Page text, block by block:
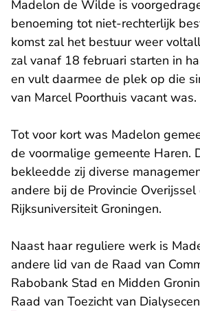
Madelon de Wilde is
benoeming tot niet-rechterlijk
komst zal het bestuur weer
zal vanaf 18 februari starten in
en vult daarmee de plek op die
van Marcel Poorthuis vacant was.
Tot voor kort was Madelon
de voormalige gemeente Haren.
bekleedde zij diverse
andere bij de Provincie
Rijksuniversiteit Groningen.
Naast haar reguliere werk is
andere lid van de Raad van
Rabobank Stad en Midden
Raad van Toezicht van